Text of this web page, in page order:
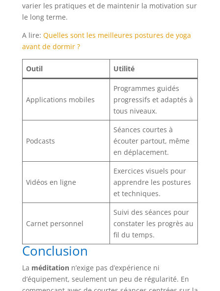
varier les pratiques et de maintenir la motivation sur
le long terme.
A lire: Quelles sont les meilleures postures de yoga
avant de dormir ?
Outil Utilité
Applications mobiles
Programmes guidés
progressifs et adaptés à
tous niveaux.
Podcasts
Séances courtes à
écouter partout, même
en déplacement.
Vidéos en ligne
Exercices visuels pour
apprendre les postures
et techniques.
Carnet personnel
Suivi des séances pour
constater les progrès au
fil du temps.
Conclusion
La méditationn’exige pas d’expérience ni
d’équipement, seulement un peu de régularité. En